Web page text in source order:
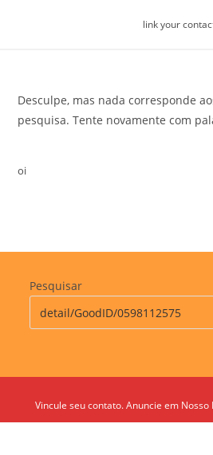
link your
Desculpe, mas nada corresponde
pesquisa. Tente novamente com
oi
Pesquisar
Vincule seu contato. Anuncie em Nosso